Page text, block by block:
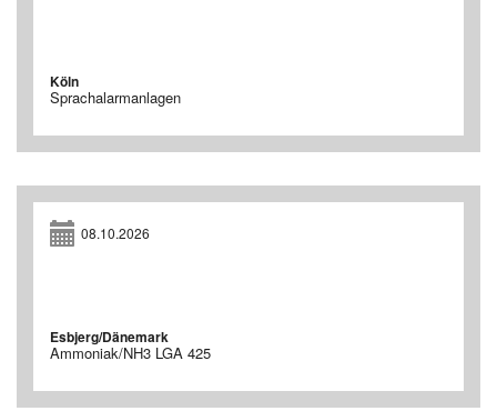
Köln
Sprachalarmanlagen
08.10.2026
Esbjerg/Dänemark
Ammoniak/NH3 LGA 425